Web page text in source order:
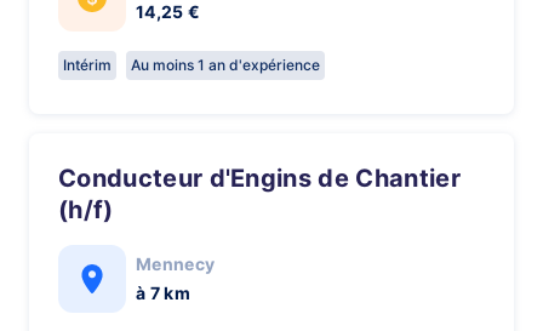
14,25 €
Intérim Au moins 1 an d'expérience
Conducteur d'Engins de Chantier
(h/f)
Mennecy
à 7 km